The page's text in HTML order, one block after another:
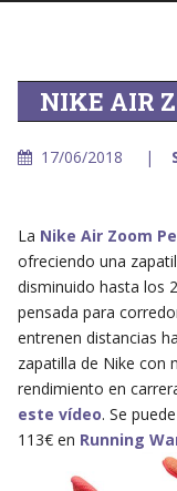
NIKE AIR
17/06/2018
La Nike Air Zoom
ofreciendo una
disminuido hasta los
pensada para
entrenen distancias
zapatilla de Nike con
rendimiento en
este vídeo. Se
113€ en Running